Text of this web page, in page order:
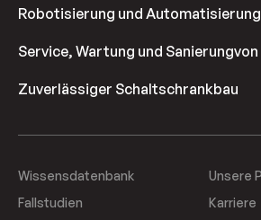
Robotisierung und Automatisierung
Service, Wartung und Sanierung
Zuverlässiger Schaltschrankbau
Wissensdatenbank
Fallstudien
Unsere
Karriere